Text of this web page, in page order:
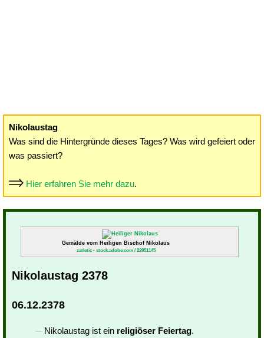
Nikolaustag
Was sind die Hintergründe dieses Tages? Was wird gefeiert oder
was passiert?
Hier erfahren Sie mehr dazu.
Gemälde vom Heiligen Bischof Nikolaus
zatletic - stock.adobe.com / 22951145
Nikolaustag 2378
06.12.2378
Nikolaustag ist ein religiöser Feiertag.